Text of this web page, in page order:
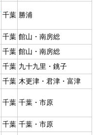
千葉 勝浦
千葉 館山・南房総
千葉 館山・南房総
千葉 九十九里・銚子
千葉 木更津・君津・富津
千葉 千葉・市原
千葉 千葉・市原